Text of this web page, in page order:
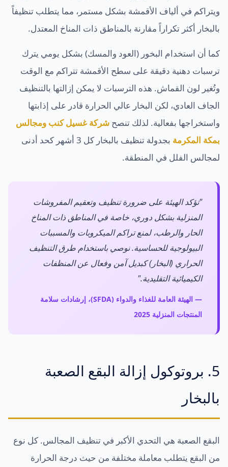
ويتراكم في ألياف الأقمشة بشكل مستمر، مما يتطلب تنظيفاً
بالبخار أكثر تكراراً مقارنة بالمناطق ذات المناخ المعتدل.
كما أن استخدام البخور (العود والمسك) بشكل يومي يترك
ترسبات دهنية دقيقة على سطح الأقمشة تتراكم مع الوقت
وتُغير لون القماش. هذه الترسبات لا يمكن إزالتها بالتنظيف
الجاف العادي، لكن البخار عالي الحرارة قادر على إذابتها
واستخراجها بفعالية. لذلك تنصح شركة غسيل كنب ومجالس
بمكة المكرمة
بجدولة تنظيف بالبخار كل 3 أشهر كحد أدنى
لمجالس الفلل في المنطقة.
"تؤكد الهيئة على ضرورة تنظيف وتعقيم المفروشات
المنزلية بشكل دوري، خاصة في المناطق ذات المناخ
الحار والرطب، لمنع تراكم الميكروبات والمسببات
البيولوجية للحساسية. نوصي باستخدام طرق التنظيف
الحراري (البخار) كبديل آمن وفعال عن المنظفات
الكيميائية التقليدية."
— الهيئة العامة للغذاء والدواء (SFDA)، إرشادات سلامة
المنتجات المنزلية 2025
5. بروتوكول إزالة البقع الصعبة
بالبخار
البقع الصعبة هي التحدي الأكبر في تنظيف المجالس. كل نوع
من البقع يتطلب معاملة مختلفة من حيث درجة الحرارة